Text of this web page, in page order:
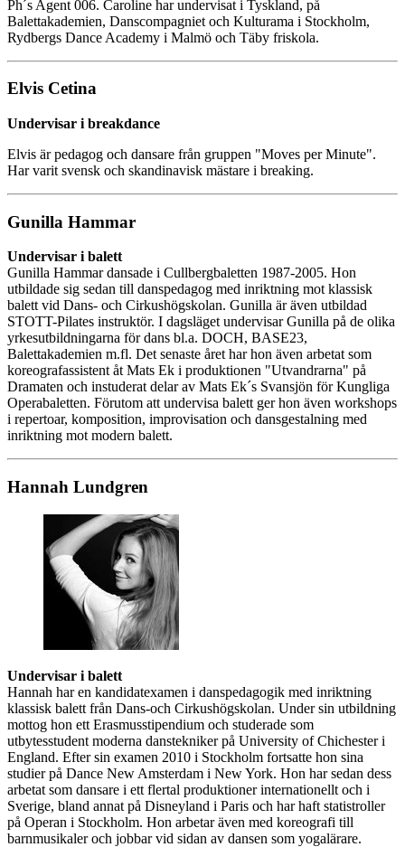
Ph´s Agent 006. Caroline har undervisat i Tyskland, på
Balettakademien, Danscompagniet och Kulturama i Stockholm,
Rydbergs Dance Academy i Malmö och Täby friskola.
Elvis Cetina
Undervisar i breakdance
Elvis är pedagog och dansare från gruppen "Moves per Minute".
Har varit svensk och skandinavisk mästare i breaking.
Gunilla Hammar
Undervisar i balett
Gunilla Hammar dansade i Cullbergbaletten 1987-2005. Hon
utbildade sig sedan till danspedagog med inriktning mot klassisk
balett vid Dans- och Cirkushögskolan. Gunilla är även utbildad
STOTT-Pilates instruktör. I dagsläget undervisar Gunilla på de olika
yrkesutbildningarna för dans bl.a. DOCH, BASE23,
Balettakademien m.fl. Det senaste året har hon även arbetat som
koreografassistent åt Mats Ek i produktionen "Utvandrarna" på
Dramaten och instuderat delar av Mats Ek´s Svansjön för Kungliga
Operabaletten. Förutom att undervisa balett ger hon även workshops
i repertoar, komposition, improvisation och dansgestalning med
inriktning mot modern balett.
Hannah Lundgren
Undervisar i balett
Hannah har en kandidatexamen i danspedagogik med inriktning
klassisk balett från Dans-och Cirkushögskolan. Under sin utbildning
mottog hon ett Erasmusstipendium och studerade som
utbytesstudent moderna danstekniker på University of Chichester i
England. Efter sin examen 2010 i Stockholm fortsatte hon sina
studier på Dance New Amsterdam i New York. Hon har sedan dess
arbetat som dansare i ett flertal produktioner internationellt och i
Sverige, bland annat på Disneyland i Paris och har haft statistroller
på Operan i Stockholm. Hon arbetar även med koreografi till
barnmusikaler och jobbar vid sidan av dansen som yogalärare.